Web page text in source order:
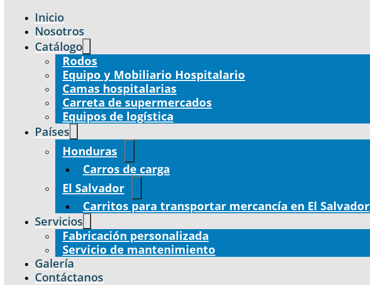
Inicio
Nosotros
Catálogo
Rodos
Equipo y Mobiliario Hospitalario
Camas hospitalarias
Carreta de supermercados
Equipos de logística
Países
Honduras
Carros de carga
El Salvador
Carritos para transportar mercancía en El Salvador
Servicios
Fabricación personalizada
Servicio de mantenimiento
Galería
Contáctanos